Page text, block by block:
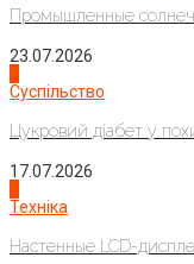
Промышленные
23.07.2026
Суспільство
Цукровий діабет у
17.07.2026
Техніка
Настенные LCD-